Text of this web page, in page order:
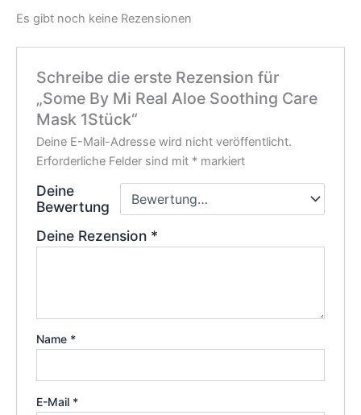
Es gibt noch keine Rezensionen
Schreibe die erste Rezension für
„Some By Mi Real Aloe Soothing Care
Mask 1Stück“
Deine E-Mail-Adresse wird nicht veröffentlicht.
Erforderliche Felder sind mit * markiert
Deine
Bewertung
Deine Rezension *
Name *
E-Mail *